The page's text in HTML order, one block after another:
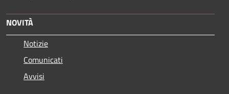
NOVITÀ
Notizie
Comunicati
Avvisi